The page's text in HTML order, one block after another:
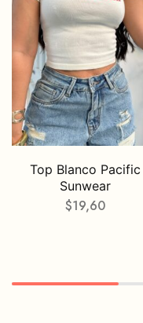
Top Blanco Pacific
Sunwear
$19,60